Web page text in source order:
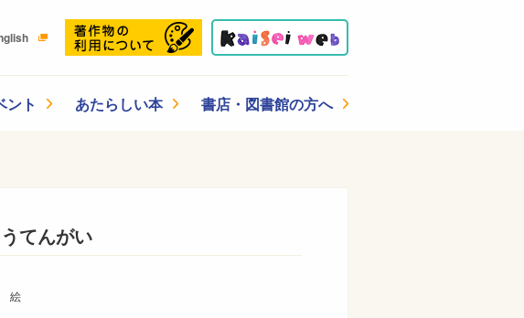
ント あたらしい本 書店・図書館の方へ
てんがい
絵